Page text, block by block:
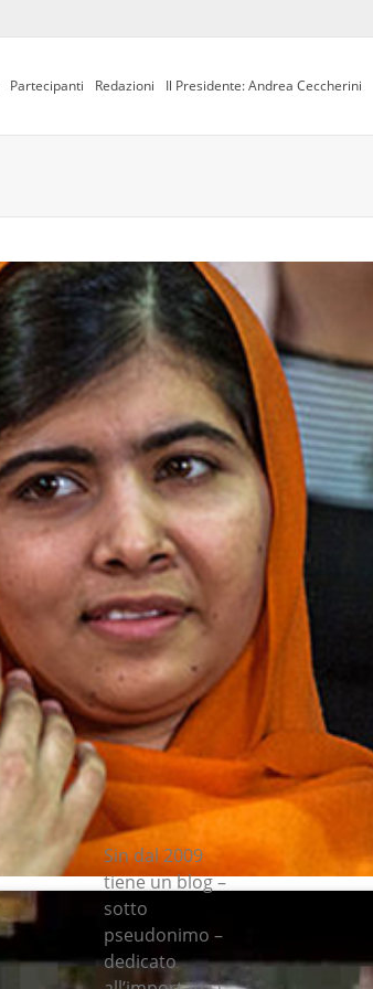
Partecipanti Redazioni Il Presidente: Andrea Ceccherini
Sin dal 2009
tiene un blog –
sotto
pseudonimo –
dedicato